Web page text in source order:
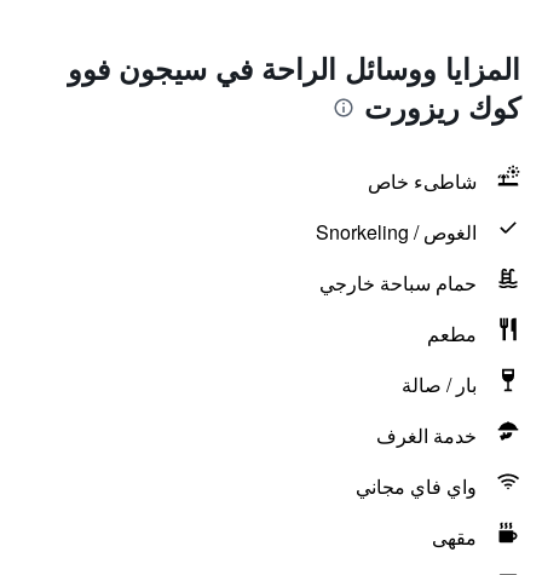
المزايا ووسائل الراحة في سيجون فوو
كوك ريزورت
شاطىء خاص
الغوص / Snorkeling
حمام سباحة خارجي
مطعم
بار / صالة
خدمة الغرف
واي فاي مجاني
مقهى